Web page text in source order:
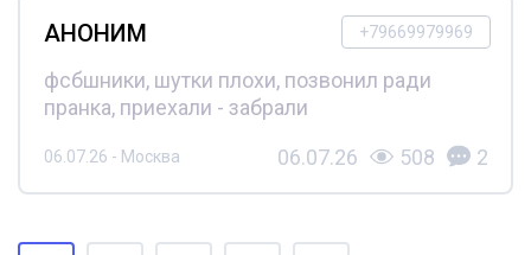
+79669979969
АНОНИМ
фсбшники, шутки плохи, позвонил ради
пранка, приехали - забрали
06.07.26 - Москва 06.07.26 508 2